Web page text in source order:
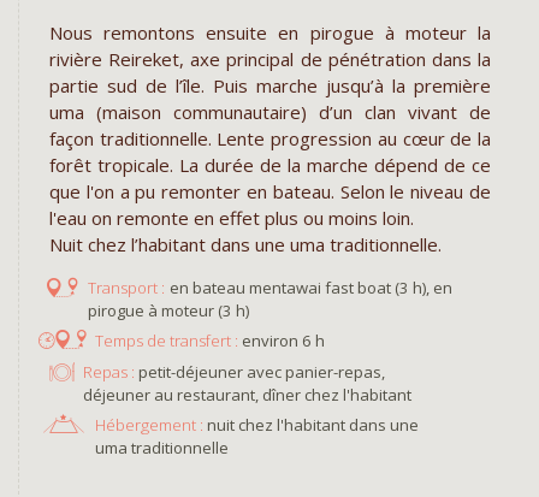
Nous remontons ensuite en pirogue à moteur la
rivière Reireket, axe principal de pénétration dans la
partie sud de l’île. Puis marche jusqu’à la première
uma (maison communautaire) d’un clan vivant de
façon traditionnelle. Lente progression au cœur de la
forêt tropicale. La durée de la marche dépend de ce
que l'on a pu remonter en bateau. Selon le niveau de
l'eau on remonte en effet plus ou moins loin.
Nuit chez l’habitant dans une uma traditionnelle.
en bateau mentawai fast boat (3 h), en
pirogue à moteur (3 h)
environ 6 h
Repas : petit-déjeuner avec panier-repas,
déjeuner au restaurant, dîner chez l'habitant
Hébergement : nuit chez l'habitant dans une
uma traditionnelle